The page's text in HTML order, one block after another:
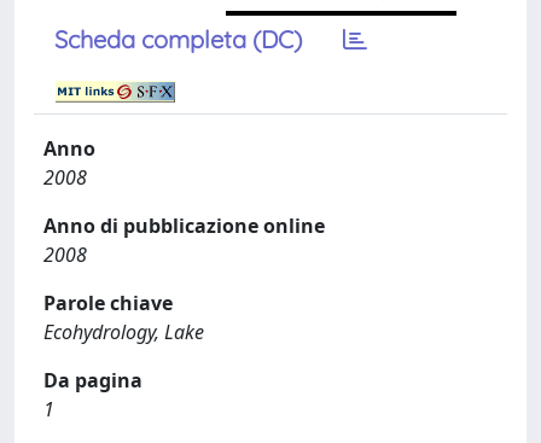
Scheda completa (DC)
Anno
2008
Anno di pubblicazione online
2008
Parole chiave
Ecohydrology, Lake
Da pagina
1